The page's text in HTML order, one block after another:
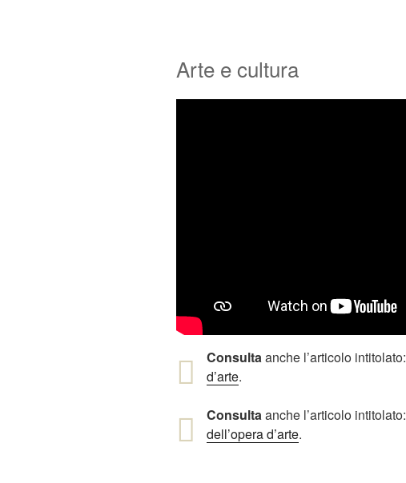
Arte e cultura
Consultaanche l’articolo intitolato:
d’arte.
Consultaanche l’articolo intitolato:
dell’opera d’arte.